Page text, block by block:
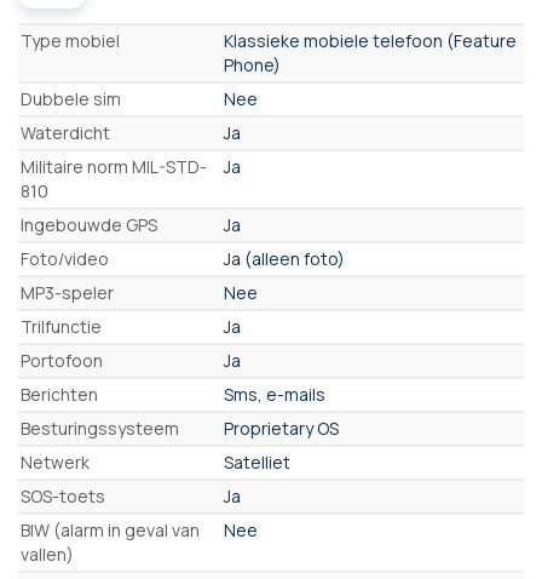
Eigenschappen
Type mobiel
Klassieke mobiele telefoon (Feature
Phone)
Dubbele sim
Nee
Waterdicht
Ja
Militaire norm MIL-STD-
810
Ja
Ingebouwde GPS
Ja
Foto/video
Ja (alleen foto)
MP3-speler
Nee
Trilfunctie
Ja
Portofoon
Ja
Berichten
Sms, e-mails
Besturingssysteem
Proprietary OS
Netwerk
Satelliet
SOS-toets
Ja
BIW (alarm in geval van
vallen)
Nee